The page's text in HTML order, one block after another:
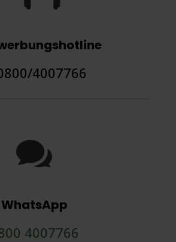
4007766

WhatsApp
4007766